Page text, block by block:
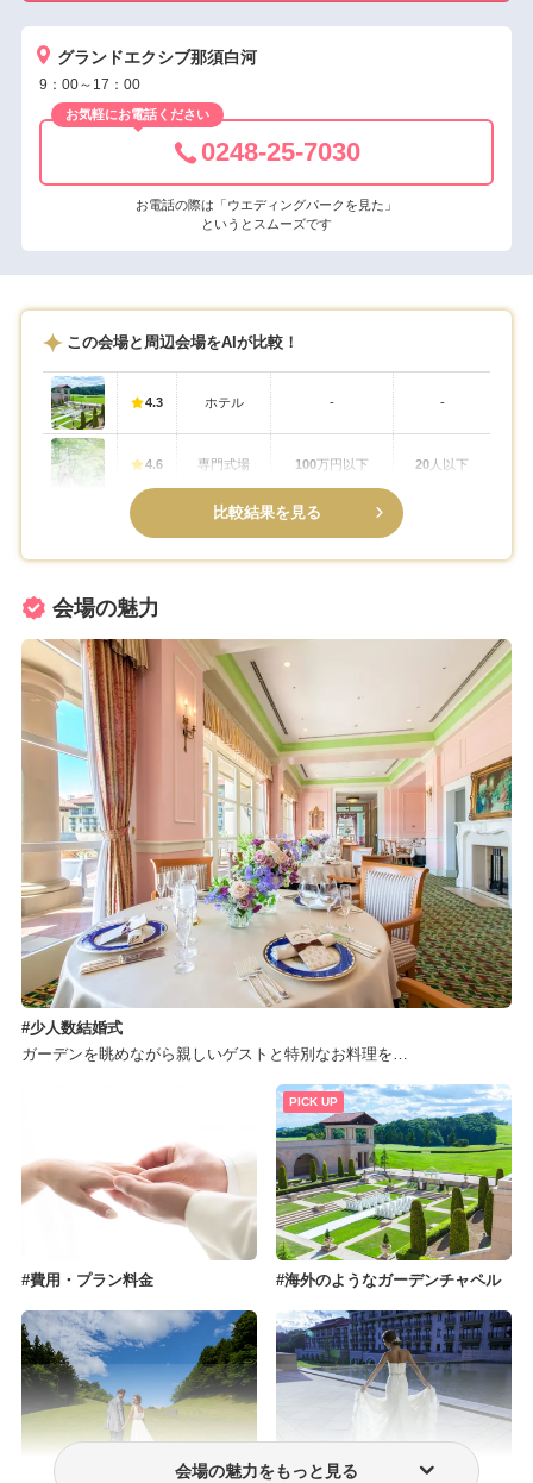
グランドエクシブ那須白河
9：00～17：00
お気軽にお電話ください
0248-25-7030
お電話の際は「ウエディングパークを見た」
というとスムーズです
この会場と周辺会場をAIが比較！
4.3 ホテル - -
4.6 専門式場 100万円以下 20 人以下
比較結果を見る
会場の魅力
少人数結婚式
ガーデンを眺めながら親しいゲストと特別なお料理を…
費用・プラン料金 海外のようなガーデンチャペル
PICK UP
会場の魅力をもっと見る